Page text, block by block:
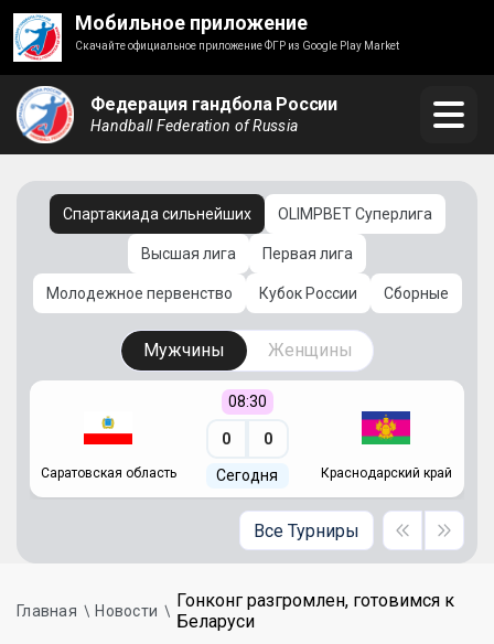
Мобильное приложение
Скачайте официальное приложение ФГР из Google Play Market
Федерация гандбола России
Handball Federation of Russia
Спартакиада сильнейших OLIMPBET Суперлига
Высшая лига Первая лига
Молодежное первенство Кубок России Сборные
Мужчины Женщины
Саратовская область
08:30
0 0
Сегодня Краснодарский край
Все Турниры
Главная Новости
Гонконг разгромлен, готовимся к
Беларуси